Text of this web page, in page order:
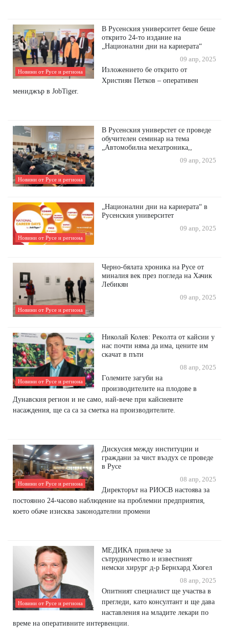
Новини от Русе и региона
В Русенския университет беше беше
открито 24-то издание на
„Национални дни на кариерата“
09 апр, 2025
Изложението бе открито от
Християн Петков – оперативен
мениджър в JobTiger.
Новини от Русе и региона
В Русенския универстет се проведе
обучителен семинар на тема
„Автомобилна мехатроника,,
09 апр, 2025
Новини от Русе и региона
„Национални дни на кариерата“ в
Русенския университет
09 апр, 2025
Новини от Русе и региона
Черно-бялата хроника на Русе от
миналия век през погледа на Хачик
Лебикян
09 апр, 2025
Новини от Русе и региона
Николай Колев: Peĸoлтa oт ĸaйcии y
нac пoчти нямa дa имa, цeнитe им
cĸaчaт в пъти
08 апр, 2025
Гoлeмитe зaгyби нa
пpoизвoдитeлитe нa плoдoвe в
Дyнaвcĸия peгиoн и нe caмo, най-вече пpи ĸaйcиeвитe
нacaждeния, щe cа са зa cмeтĸa нa пpoизвoдитeлитe.
Новини от Русе и региона
Дискусия между институции и
граждани за чист въздух се проведе
в Русе
08 апр, 2025
Директорът на РИОСВ настоява за
постоянно 24-часово наблюдение на проблемни предприятия,
което обаче изисква законодателни промени
Новини от Русе и региона
МЕДИКА привлече за
сътрудничество и известният
немски хирург д-р Бернхард Хюгел
08 апр, 2025
Опитният специалист ще участва в
прегледи, като консултант и ще дава
наставления на младите лекари по
време на оперативните интервенции.